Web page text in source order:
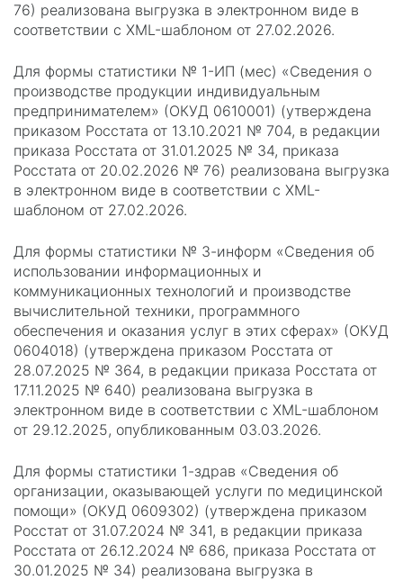
76) реализована выгрузка в электронном виде в
соответствии с XML-шаблоном от 27.02.2026.
Для формы статистики № 1-ИП (мес) «Сведения о
производстве продукции индивидуальным
предпринимателем» (ОКУД 0610001) (утверждена
приказом Росстата от 13.10.2021 № 704, в редакции
приказа Росстата от 31.01.2025 № 34, приказа
Росстата от 20.02.2026 № 76) реализована выгрузка
в электронном виде в соответствии с XML-
шаблоном от 27.02.2026.
Для формы статистики № 3-информ «Сведения об
использовании информационных и
коммуникационных технологий и производстве
вычислительной техники, программного
обеспечения и оказания услуг в этих сферах» (ОКУД
0604018) (утверждена приказом Росстата от
28.07.2025 № 364, в редакции приказа Росстата от
17.11.2025 № 640) реализована выгрузка в
электронном виде в соответствии с XML-шаблоном
от 29.12.2025, опубликованным 03.03.2026.
Для формы статистики 1-здрав «Сведения об
организации, оказывающей услуги по медицинской
помощи» (ОКУД 0609302) (утверждена приказом
Росстат от 31.07.2024 № 341, в редакции приказа
Росстата от 26.12.2024 № 686, приказа Росстата от
30.01.2025 № 34) реализована выгрузка в